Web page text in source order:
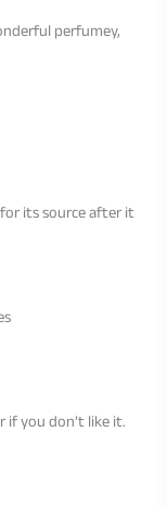
perfumey,
its source after it
if you don’t like it.